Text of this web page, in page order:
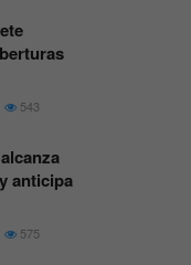
543
anticipa
575